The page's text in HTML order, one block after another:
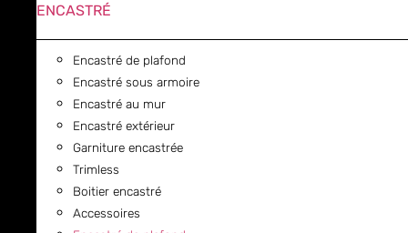
ENCASTRÉ
Encastré de plafond
Encastré sous armoire
Encastré au mur
Encastré extérieur
Garniture encastrée
Trimless
Boitier encastré
Accessoires